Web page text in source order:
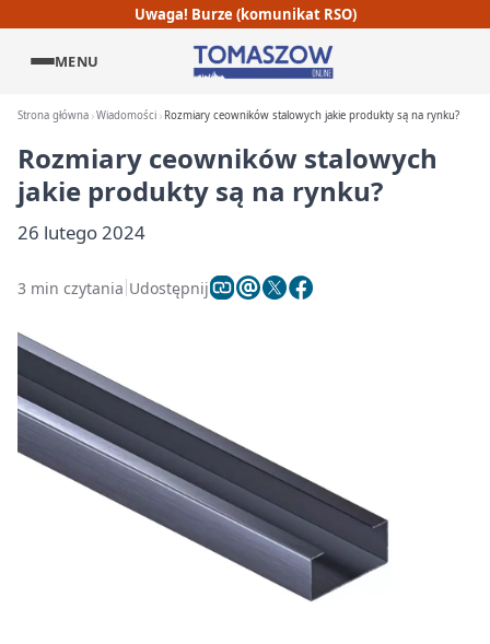
Uwaga! Burze (komunikat RSO)
MENU
Strona główna Wiadomości Rozmiary ceowników stalowych jakie produkty są na rynku?
Rozmiary ceowników stalowych
jakie produkty są na rynku?
26 lutego 2024
3 min czytania Udostępnij